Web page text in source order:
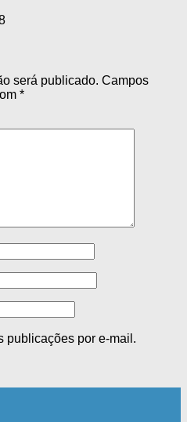
será publicado. Campos
*
publicações por e-mail.